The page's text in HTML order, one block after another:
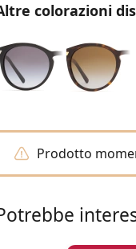
colorazioni
Prodotto